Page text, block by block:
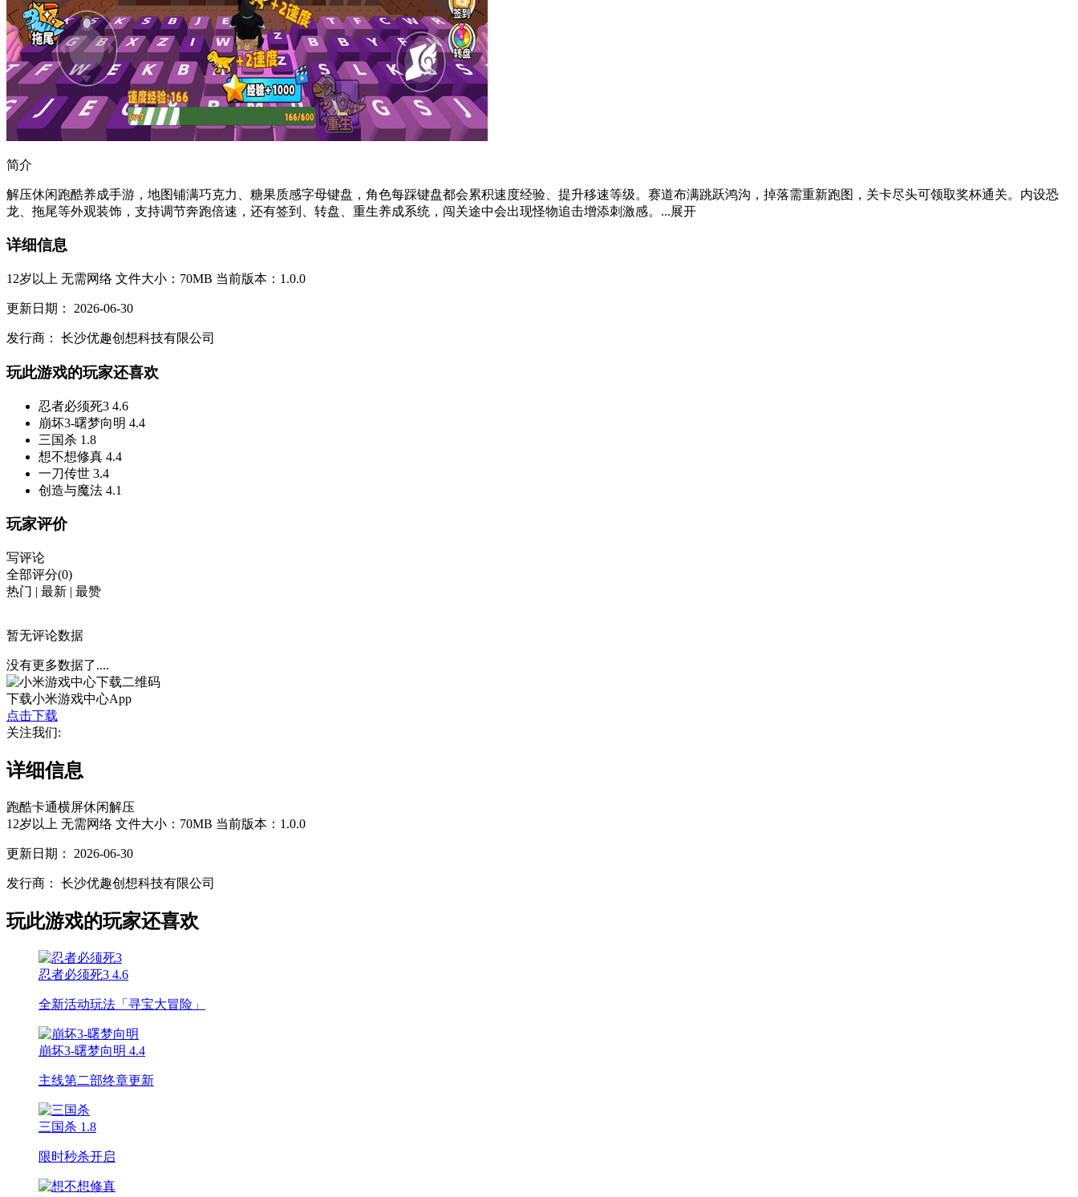
简介
解压休闲跑酷养成手游，地图铺满巧克力、糖果质感字母键盘，角色每踩键盘都会累积速度经验、提升移速等级。赛道布满跳跃鸿沟，掉落需重新跑图，关卡尽头可领取奖杯通关。内设恐
龙、拖尾等外观装饰，支持调节奔跑倍速，还有签到、转盘、重生养成系统，闯关途中会出现怪物追击增添刺激感。...展开
详细信息
12岁以上 无需网络 文件大小：70MB 当前版本：1.0.0
更新日期： 2026-06-30
发行商： 长沙优趣创想科技有限公司
玩此游戏的玩家还喜欢
忍者必须死3 4.6
崩坏3-曙梦向明 4.4
三国杀 1.8
想不想修真 4.4
一刀传世 3.4
创造与魔法 4.1
玩家评价
写评论
全部评分(0)
热门 | 最新 | 最赞
暂无评论数据
没有更多数据了....
下载小米游戏中心App
点击下载
关注我们:
详细信息
跑酷卡通横屏休闲解压
12岁以上 无需网络 文件大小：70MB 当前版本：1.0.0
更新日期： 2026-06-30
发行商： 长沙优趣创想科技有限公司
玩此游戏的玩家还喜欢
忍者必须死3 4.6
全新活动玩法「寻宝大冒险」
崩坏3-曙梦向明 4.4
主线第二部终章更新
三国杀 1.8
限时秒杀开启